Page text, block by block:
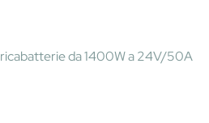
da 1400W a 24V/50A